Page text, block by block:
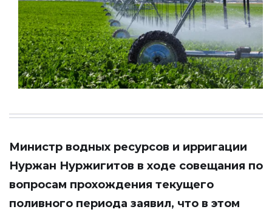
Министр водных ресурсов и ирригации
Нуржан Нуржигитов в ходе совещания по
вопросам прохождения текущего
поливного периода заявил, что в этом